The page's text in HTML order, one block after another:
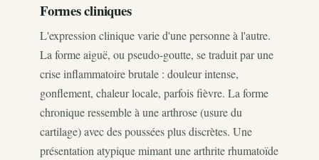
Formes cliniques
L'expression clinique varie d'une personne à l'autre.
La forme aiguë, ou pseudo-goutte, se traduit par une
crise inflammatoire brutale : douleur intense,
gonflement, chaleur locale, parfois fièvre. La forme
chronique ressemble à une arthrose (usure du
cartilage) avec des poussées plus discrètes. Une
présentation atypique mimant une arthrite rhumatoïde